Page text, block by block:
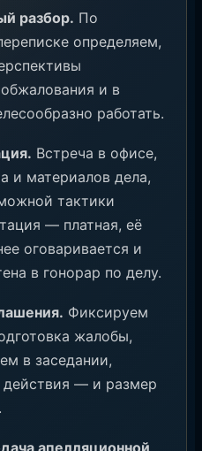
разбор. По
определяем,
и в
работать.
Встреча в офисе,
и материалов дела,
тактики
— платная, её
оговаривается и
в гонорар по делу.
Фиксируем
жалобы,
в заседании,
действия — и размер
апелляционной